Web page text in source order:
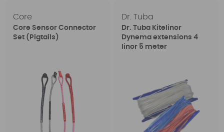
Core
Core Sensor Connector
Set (Pigtails)
Dr. Tuba
Dr. Tuba Kitelinor
Dynema extensions 4
linor 5 meter